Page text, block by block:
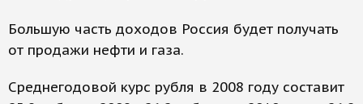
Большую часть доходов Россия будет получать
от продажи нефти и газа.
Среднегодовой курс рубля в 2008 году составит